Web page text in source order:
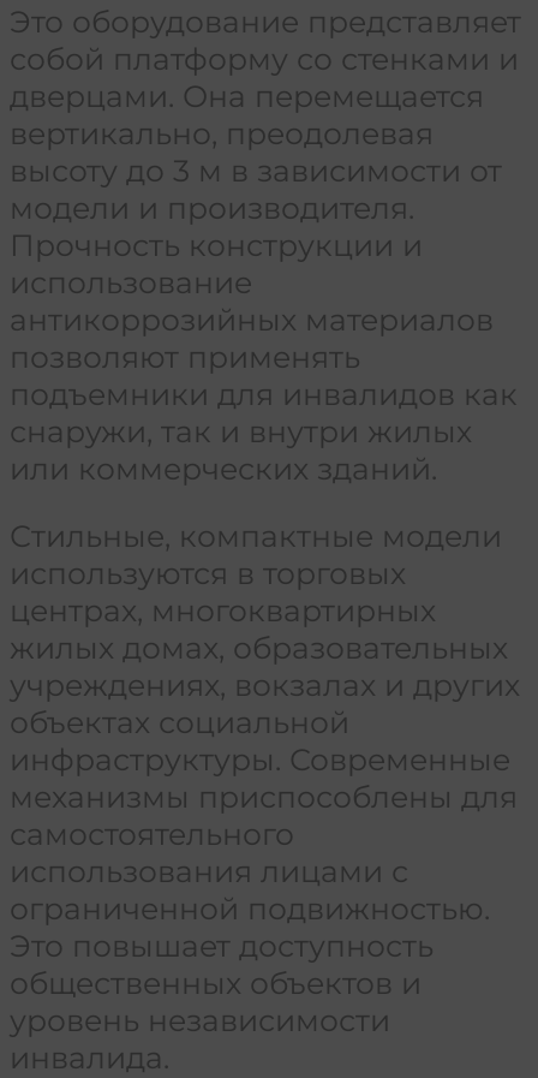
Это оборудование представляет
собой платформу со стенками и
дверцами. Она перемещается
вертикально, преодолевая
высоту до 3 м в зависимости от
модели и производителя.
Прочность конструкции и
использование
антикоррозийных материалов
позволяют применять
подъемники для инвалидов как
снаружи, так и внутри жилых
или коммерческих зданий.
Стильные, компактные модели
используются в торговых
центрах, многоквартирных
жилых домах, образовательных
учреждениях, вокзалах и других
объектах социальной
инфраструктуры. Современные
механизмы приспособлены для
самостоятельного
использования лицами с
ограниченной подвижностью.
Это повышает доступность
общественных объектов и
уровень независимости
инвалида.